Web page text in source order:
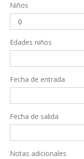
Niños
Edades niños
Fecha de entrada
Fecha de salida
Notas adicionales